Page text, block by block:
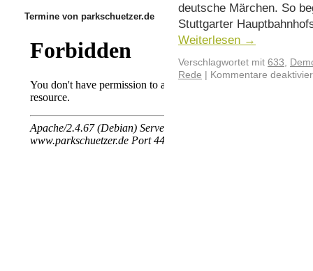
deutsche Märchen. So
Stuttgarter
Weiterlesen →
Verschlagwortet mit 633,
Rede
Kommentare
Termine von parkschuetzer.de